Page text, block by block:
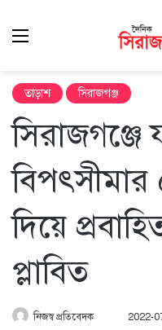
Menu
তাড়াশ সিরাজগঞ্জ
সিরাজগঞ্জে
দিয়ে
প্লাবিত
নিজস্ব প্রতিবেদক
Send2022-